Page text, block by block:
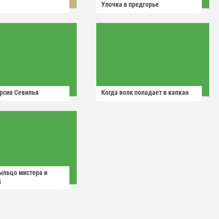
Улочка в предгорье
Севилья Когда волк попадает в капкан
мистера и